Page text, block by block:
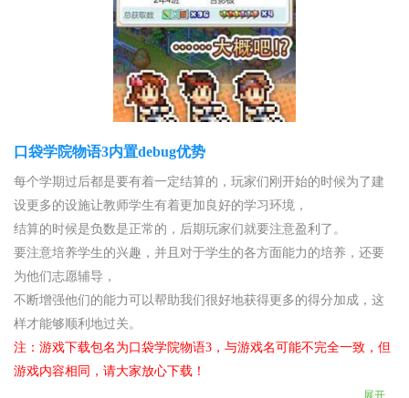
口袋学院物语3内置debug优势
每个学期过后都是要有着一定结算的，玩家们刚开始的时候为了建
设更多的设施让教师学生有着更加良好的学习环境，
结算的时候是负数是正常的，后期玩家们就要注意盈利了。
要注意培养学生的兴趣，并且对于学生的各方面能力的培养，还要
为他们志愿辅导，
不断增强他们的能力可以帮助我们很好地获得更多的得分加成，这
样才能够顺利地过关。
注：游戏下载包名为口袋学院物语3，与游戏名可能不完全一致，但
游戏内容相同，请大家放心下载！
展开